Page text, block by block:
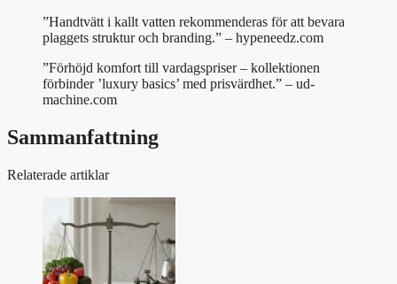
”Handtvätt i kallt vatten rekommenderas för att bevara
plaggets struktur och branding.” – hypeneedz.com
”Förhöjd komfort till vardagspriser – kollektionen
förbinder ’luxury basics’ med prisvärdhet.” – ud-
machine.com
Sammanfattning
Relaterade artiklar